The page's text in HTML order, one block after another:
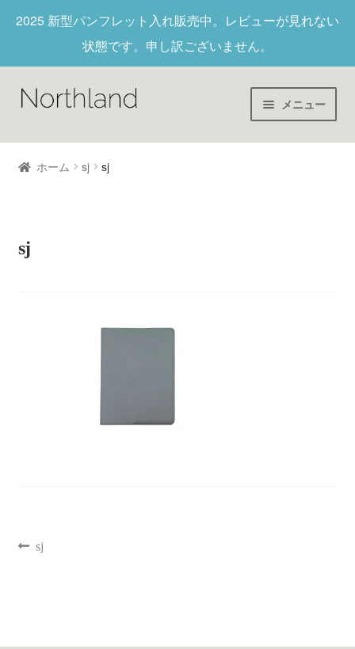
2025 新型パンフレット入れ販売中。レビューが見れない
状態です。申し訳ございません。
メニュー
Home
ヌメ革
ホーム sj sj
sj
sj